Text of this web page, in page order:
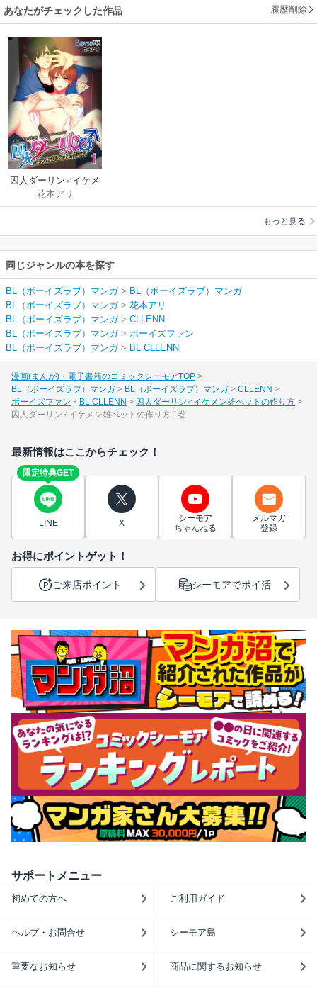
あなたがチェックした作品 履歴削除
囚人ダーリン♂イケメ
ン雄ぺットの作り方
花本アリ
もっと見る
同じジャンルの本を探す
BL（ボーイズラブ）マンガ> BL（ボーイズラブ）マンガ
BL（ボーイズラブ）マンガ> 花本アリ
BL（ボーイズラブ）マンガ> CLLENN
BL（ボーイズラブ）マンガ> ボーイズファン
BL（ボーイズラブ）マンガ> BL CLLENN
漫画(まんが)・電子書籍のコミックシーモアTOP
BL（ボーイズラブ）マンガ
BL（ボーイズラブ）マンガ
CLLENN
ボーイズファン
BL CLLENN
囚人ダーリン♂イケメン雄ぺットの作り方
囚人ダーリン♂イケメン雄ぺットの作り方 1巻
最新情報はここからチェック！
限定特典GET
LINE X
シーモア
ちゃんねる
メルマガ
登録
お得にポイントゲット！
ご来店ポイント シーモアでポイ活
サポートメニュー
初めての方へ ご利用ガイド
ヘルプ・お問合せ シーモア島
重要なお知らせ 商品に関するお知らせ